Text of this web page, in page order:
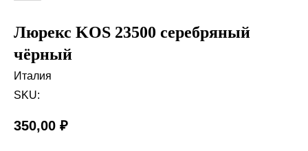
Люрекс KOS 23500 серебряный
чёрный
Италия
SKU:
350,00 ₽